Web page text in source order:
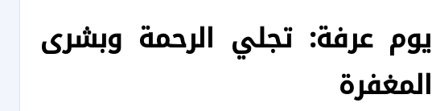
يوم عرفة: تجلي الرحمة وبشرى
المغفرة